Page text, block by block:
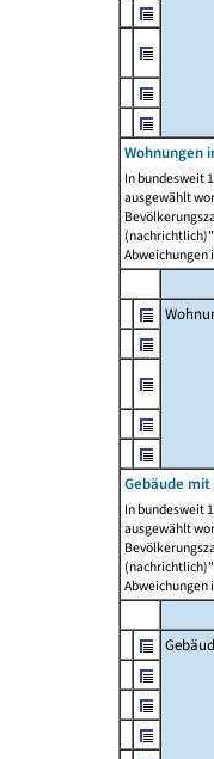
Wohnungen
In bundesweit
ausgewählt
Abweichungen
Gebäude
In bundesweit
ausgewählt
Abweichungen